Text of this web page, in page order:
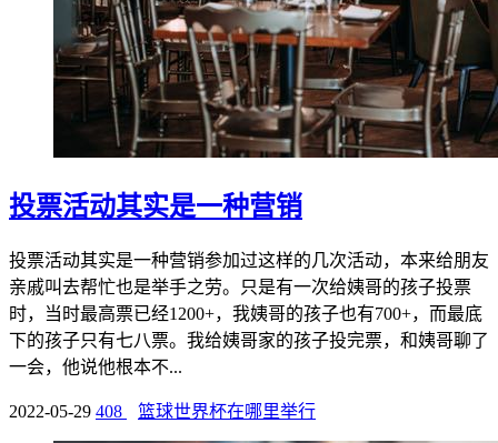
投票活动其实是一种营销
投票活动其实是一种营销参加过这样的几次活动，本来给朋友
亲戚叫去帮忙也是举手之劳。只是有一次给姨哥的孩子投票
时，当时最高票已经1200+，我姨哥的孩子也有700+，而最底
下的孩子只有七八票。我给姨哥家的孩子投完票，和姨哥聊了
一会，他说他根本不...
2022-05-29 408 篮球世界杯在哪里举行